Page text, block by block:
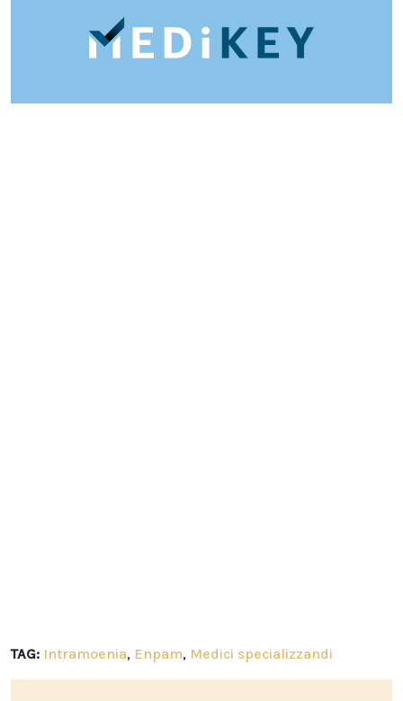
TAG: Intramoenia, Enpam, Medici specializzandi